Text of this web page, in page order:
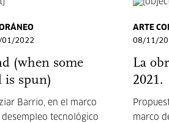
2022
(when some
is spun)
Barrio, en el marco
tecnológico
ARTE
08/11/
La
2021.
marco